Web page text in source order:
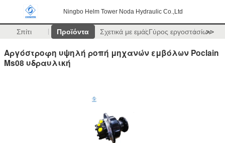
Ningbo Helm Tower Noda Hydraulic Co.,Ltd
Σπίτι Προϊόντα Σχετικά με εμάςΓύρος εργοστασίων
>>
Αργόστροφη υψηλή ροπή μηχανών εμβόλων Poclain
Ms08 υδραυλική